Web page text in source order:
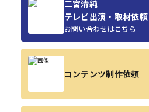
二宮清純
テレビ出演・取材依頼
お問い合わせはこちら
コンテンツ制作依頼